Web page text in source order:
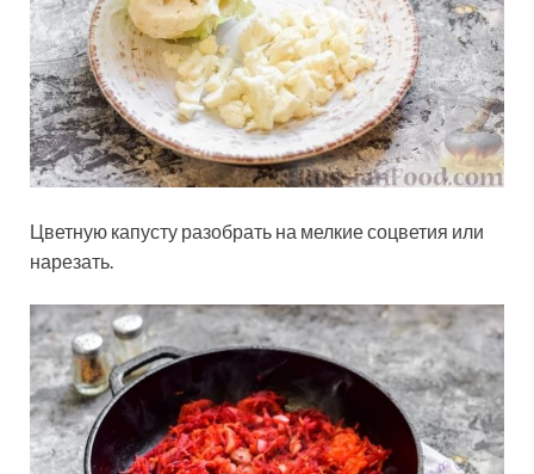
Цветную капусту разобрать на мелкие соцветия или
нарезать.